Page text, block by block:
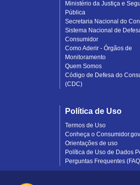
Ministério da Justiça e
Pública
Secretaria Nacional do
Sistema Nacional de
Consumidor
Como Aderir - Órgãos de
Monitoramento
Quem Somos
Código de Defesa do
(CDC)
Política de Uso
Termos de Uso
Conheça o
Orientações de uso
Política de Uso de Dados
Perguntas Frequentes